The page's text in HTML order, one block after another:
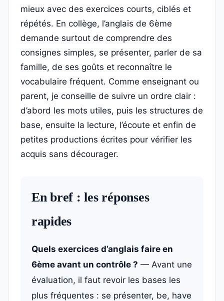
mieux avec des exercices courts, ciblés et
répétés. En collège, l’anglais de 6ème
demande surtout de comprendre des
consignes simples, se présenter, parler de sa
famille, de ses goûts et reconnaître le
vocabulaire fréquent. Comme enseignant ou
parent, je conseille de suivre un ordre clair :
d’abord les mots utiles, puis les structures de
base, ensuite la lecture, l’écoute et enfin de
petites productions écrites pour vérifier les
acquis sans décourager.
En bref : les réponses
rapides
Quels exercices d’anglais faire en
6ème avant un contrôle ? — Avant une
évaluation, il faut revoir les bases les
plus fréquentes : se présenter, be, have